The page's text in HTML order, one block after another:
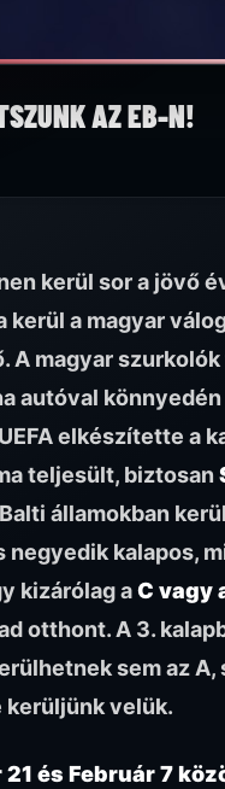
AZ EB-N!
kerül sor a jövő
kerül a magyar
A magyar
autóval
elkészítette a
teljesült, biztosan
államokban
kalapos,
kizárólag aC vagy
otthont. A 3.
sem az
velük.
és Február 7